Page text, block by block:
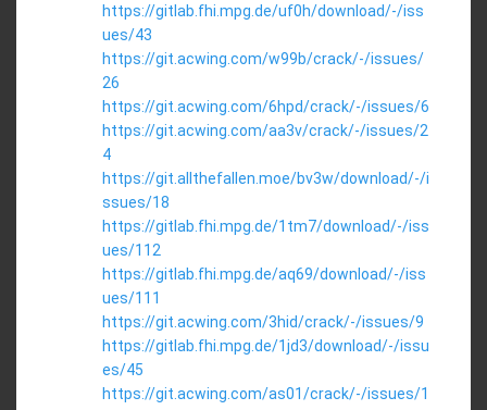
https://gitlab.fhi.mpg.de/uf0h/download/-/iss
ues/43
https://git.acwing.com/w99b/crack/-/issues/
26
https://git.acwing.com/6hpd/crack/-/issues/6
https://git.acwing.com/aa3v/crack/-/issues/2
4
https://git.allthefallen.moe/bv3w/download/-/i
ssues/18
https://gitlab.fhi.mpg.de/1tm7/download/-/iss
ues/112
https://gitlab.fhi.mpg.de/aq69/download/-/iss
ues/111
https://git.acwing.com/3hid/crack/-/issues/9
https://gitlab.fhi.mpg.de/1jd3/download/-/issu
es/45
https://git.acwing.com/as01/crack/-/issues/1